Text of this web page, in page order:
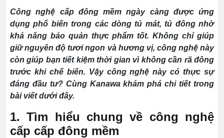
Công nghệ cấp đông mềm ngày càng được ứng
dụng phổ biến trong các dòng tủ mát, tủ đông nhờ
khả năng bảo quản thực phẩm tốt. Không chỉ giúp
giữ nguyên độ tươi ngon và hương vị, công nghệ này
còn giúp bạn tiết kiệm thời gian vì không cần rã đông
trước khi chế biến. Vậy công nghệ này có thực sự
đáng đầu tư? Cùng Kanawa khám phá chi tiết trong
bài viết dưới đây.
1. Tìm hiểu chung về công nghệ
cấp cấp đông mềm